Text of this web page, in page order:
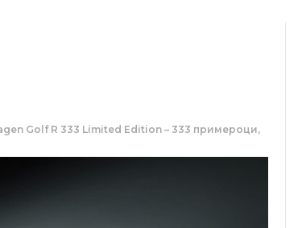
Golf R 333 Limited Edition – 333 примероци,